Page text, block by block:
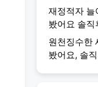
재정적자 늘
봤어요 솔직
원천징수한
봤어요, 솔